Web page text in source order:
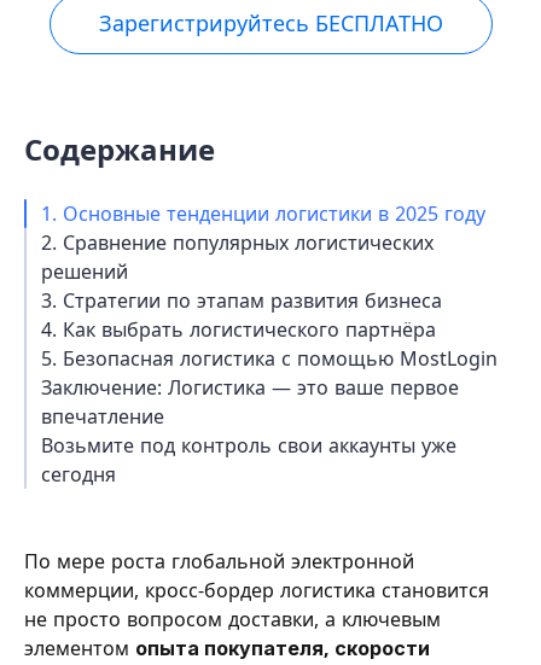
Зарегистрируйтесь БЕСПЛАТНО
Содержание
1. Основные тенденции логистики в 2025 году
2. Сравнение популярных логистических
решений
3. Стратегии по этапам развития бизнеса
4. Как выбрать логистического партнёра
5. Безопасная логистика с помощью MostLogin
Заключение: Логистика — это ваше первое
впечатление
Возьмите под контроль свои аккаунты уже
сегодня
По мере роста глобальной электронной
коммерции, кросс‑бордер логистика становится
не просто вопросом доставки, а ключевым
элементом опыта покупателя, скорости